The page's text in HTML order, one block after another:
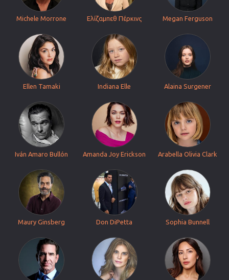
Michele Morrone Ελίζαμπεθ Πέρκινς Megan Ferguson
Ellen Tamaki Indiana Elle Alaina Surgener
Iván Amaro Bullón Amanda Joy Erickson Arabella Olivia Clark
Maury Ginsberg Don DiPetta Sophia Bunnell